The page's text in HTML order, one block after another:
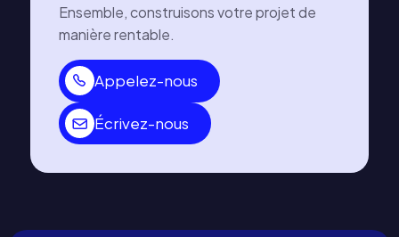
Ensemble, construisons votre projet de
manière rentable.
Appelez-nous
Écrivez-nous